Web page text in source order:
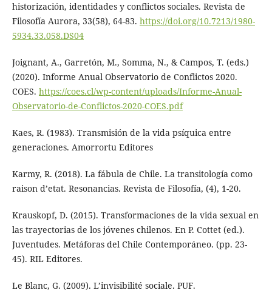
historización, identidades y conflictos sociales. Revista de
Filosofía Aurora, 33(58), 64-83. https://doi.org/10.7213/1980-
5934.33.058.DS04
Joignant, A., Garretón, M., Somma, N., & Campos, T. (eds.)
(2020). Informe Anual Observatorio de Conflictos 2020.
COES. https://coes.cl/wp-content/uploads/Informe-Anual-
Observatorio-de-Conflictos-2020-COES.pdf
Kaes, R. (1983). Transmisión de la vida psíquica entre
generaciones. Amorrortu Editores
Karmy, R. (2018). La fábula de Chile. La transitología como
raison d’etat. Resonancias. Revista de Filosofía, (4), 1-20.
Krauskopf, D. (2015). Transformaciones de la vida sexual en
las trayectorias de los jóvenes chilenos. En P. Cottet (ed.).
Juventudes. Metáforas del Chile Contemporáneo. (pp. 23-
45). RIL Editores.
Le Blanc, G. (2009). L’invisibilité sociale. PUF.